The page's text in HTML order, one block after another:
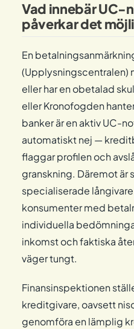
Vad innebär UC-
påverkar det
En
(Upplysningscentralen)
eller har en obetalad
eller Kronofogden
banker är en aktiv UC-
automatiskt nej —
flaggar profilen och
granskning. Däremot är
specialiserade
konsumenter med
individuella
inkomst och faktiska
väger tungt.
Finansinspektionen
kreditgivare, oavsett
genomföra en lämplig